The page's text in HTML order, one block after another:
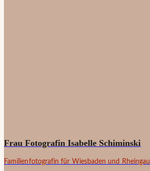
Frau Fotografin Isabelle Schiminski
Familienfotografin für Wiesbaden und Rheingau